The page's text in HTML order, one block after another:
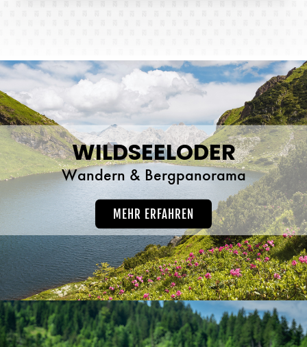
WILDSEELODER
Wandern & Bergpanorama
MEHR ERFAHREN